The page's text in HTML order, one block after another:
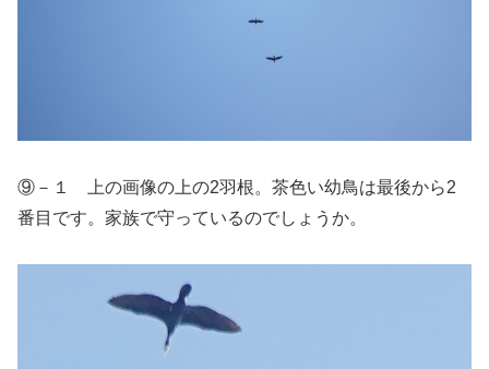
⑨－１ 上の画像の上の2羽根。茶色い幼鳥は最後から2
番目です。家族で守っているのでしょうか。